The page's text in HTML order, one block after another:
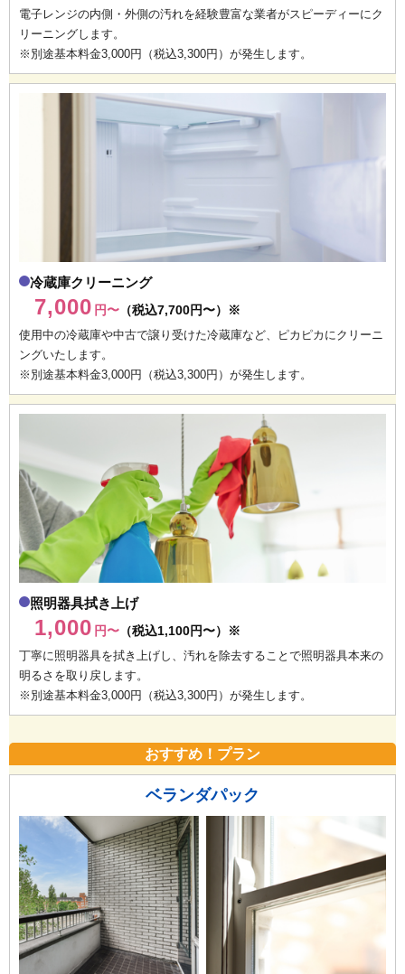
電子レンジの内側・外側の汚れを経験豊富な業者がスピーディーにク
リーニングします。
※別途基本料金3,000円（税込3,300円）が発生します。
冷蔵庫クリーニング
7,000 円〜 （税込7,700円〜）※
使用中の冷蔵庫や中古で譲り受けた冷蔵庫など、ピカピカにクリーニ
ングいたします。
※別途基本料金3,000円（税込3,300円）が発生します。
照明器具拭き上げ
1,000 円〜 （税込1,100円〜）※
丁寧に照明器具を拭き上げし、汚れを除去することで照明器具本来の
明るさを取り戻します。
※別途基本料金3,000円（税込3,300円）が発生します。
おすすめ！プラン
ベランダパック